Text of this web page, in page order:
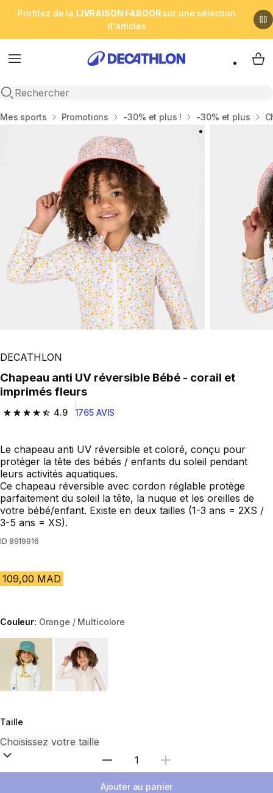
Profitez de la LIVRAISON FABOOR sur une sélection
d'articles
Menu
Open search
My
Accueil
Mes sports Promotions -30% et plus ! -30% et plus
DECATHLON
Chapeau anti UV réversible Bébé - corail et
imprimés fleurs
4.9
4.9 out of 5 stars from 1765 reviews
1765 AVIS
Le chapeau anti UV réversible et coloré, conçu pour
protéger la tête des bébés / enfants du soleil pendant
leurs activités aquatiques.
Ce chapeau réversible avec cordon réglable protège
parfaitement du soleil la tête, la nuque et les oreilles de
votre bébé/enfant. Existe en deux tailles (1-3 ans = 2XS /
3-5 ans = XS).
ID 8919916
109,00 MAD
Couleur: Orange / Multicolore
Choose a variant
Taille
Sélectionnez la quantité
Ajouter au panier